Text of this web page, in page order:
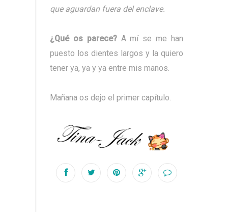
que aguardan fuera del enclave.
¿Qué os parece? A mí se me han
puesto los dientes largos y la quiero
tener ya, ya y ya entre mis manos.
Mañana os dejo el primer capítulo.